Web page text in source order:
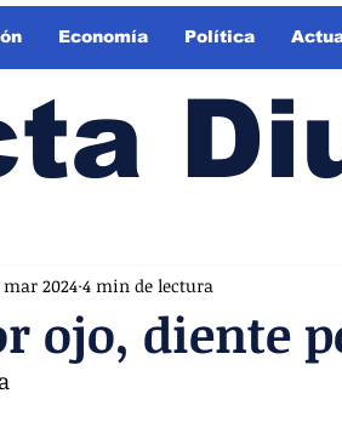
Economía Política
ojo, diente
mar 2024 4 min de lectura